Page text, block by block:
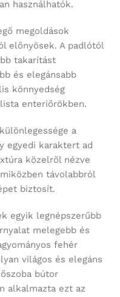
használhatók.
megoldások
előnyösek. A padlótól
takarítást
és elegánsabb
könnyedség
enteriőrökben.
a
egyedi karaktert ad
közelről nézve
távolabbról
biztosít.
egyik legnépszerűbb
melegebb és
fehér
világos és elegáns
bútor
alkalmazta ezt az